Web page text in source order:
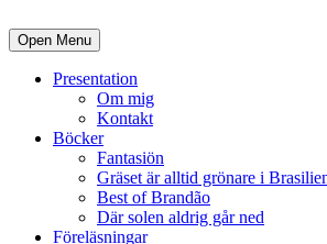
Open Menu
Presentation
Om mig
Kontakt
Böcker
Fantasiön
Gräset är alltid grönare i
Best of Brandão
Där solen aldrig går ned
Föreläsningar